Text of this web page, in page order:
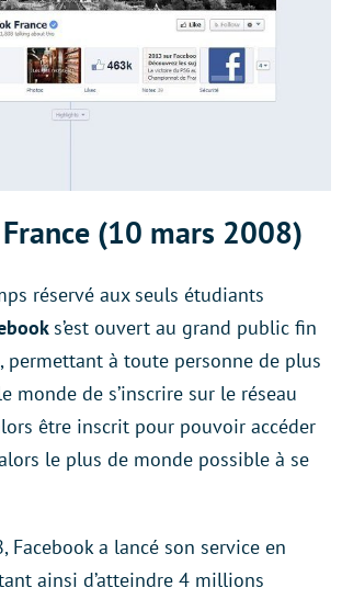
(10 mars 2008)
réservé aux seuls étudiants
s’est ouvert au grand public fin
, permettant à toute personne de plus
monde de s’inscrire sur le réseau
être inscrit pour pouvoir accéder
le plus de monde possible à se
Facebook a lancé son service en
ainsi d’atteindre 4 millions